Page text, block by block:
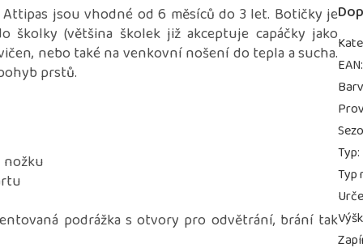
jsou vhodné od 6 měsíců do 3 let. Botičky je
školky (většina školek již akceptuje capáčky jako
nebo také na venkovní nošení do tepla a sucha.
prstů.
nožku
podrážka s otvory pro odvětrání, brání tak
EAN:
Typ:
Typ